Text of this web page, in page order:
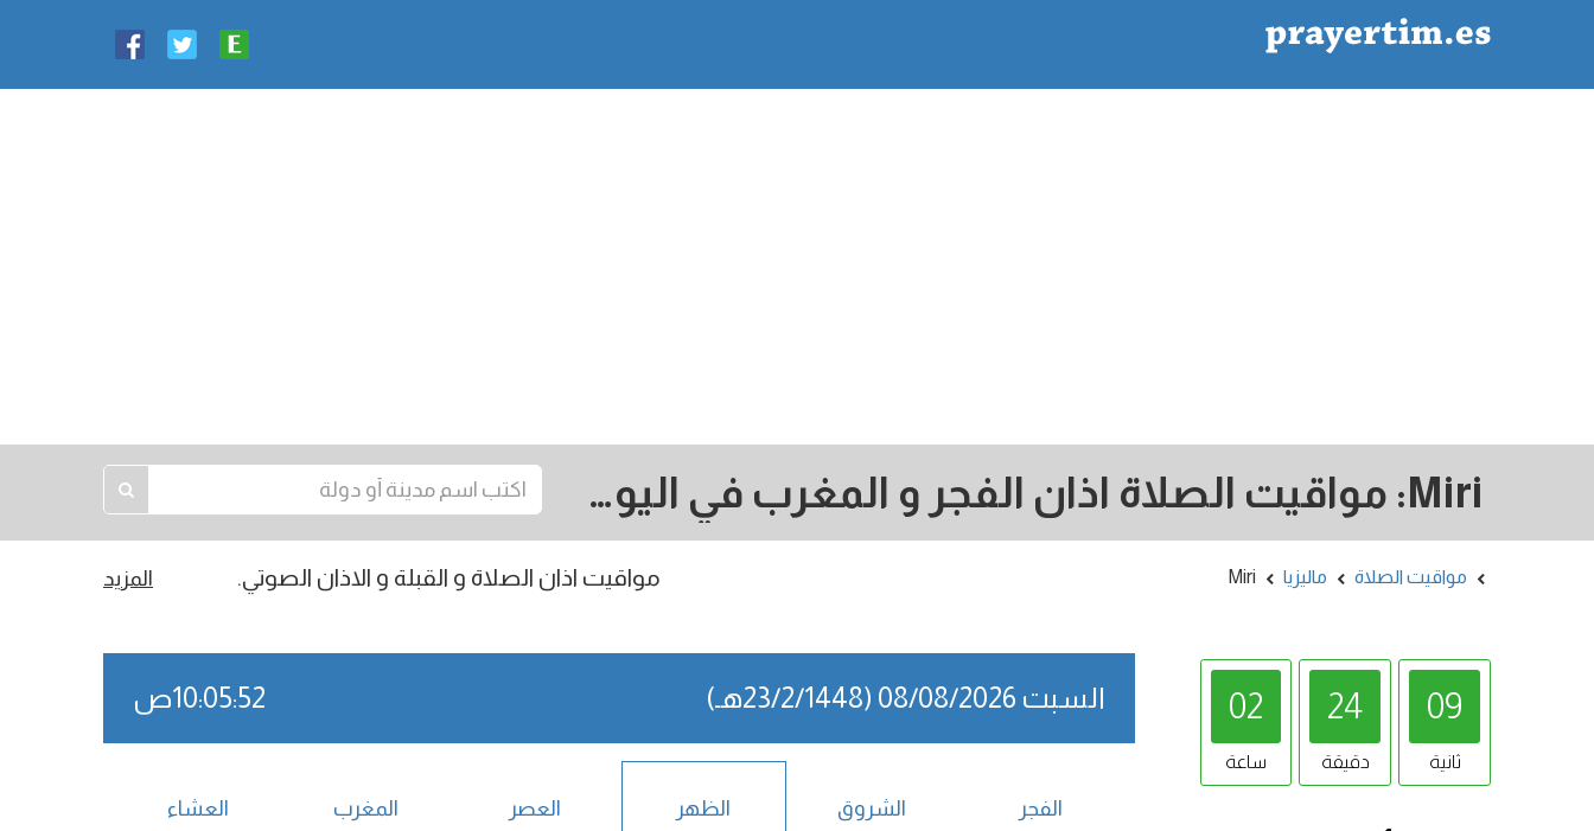
Miri: مواقيت الصلاة اذان الفجر و المغرب في اليوم - ماليزيا
مواقيت الصلاة ماليزيا Miri مواقيت اذان الصلاة و القبلة و الاذان الصوتي. المزيد
02
ساعة
24
دقيقة
08
ثانية
السبت 08/08/2026 (23/2/1448هـ) 10:05:52ص
الفجر الشروق الظهر العصر المغرب العشاء